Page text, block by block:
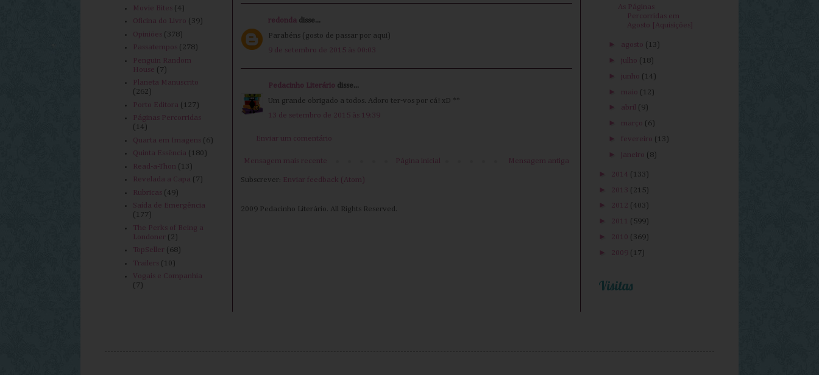
redonda disse...
Parabéns (gosto de passar por aqui)
9 de setembro de 2015 às 00:03
Pedacinho Literário disse...
Um grande obrigado a todos. Adoro ter-vos por cá! xD **
13 de setembro de 2015 às 19:39
Enviar um comentário
Mensagem mais recente Mensagem antiga
Página inicial
Subscrever: Enviar feedback (Atom)
2009 Pedacinho Literário. All Rights Reserved.
Movie Bites (4)
Oficina do Livro
(39)
Opiniões (378)
Passatempos
(278)
Penguin Random
House (7)
Planeta Manuscrito
(262)
Porto Editora (127)
Páginas Percorridas
(14)
Quarta em Imagens (6)
Quinta Essência
(180)
Read-a-Thon (13)
Revelada a Capa
(7)
Rubricas (49)
Saída de Emergência
(177)
The Perks of Being a
Londoner (2)
TopSeller
(68)
Trailers (10)
Vogais e Companhia
(7)
As Páginas
Percorridas em
Agosto [Aquisições]
► agosto (13)
► julho (18)
► junho (14)
► maio (12)
► abril (9)
► março (6)
► fevereiro (13)
► janeiro (8)
► 2014 (133)
► 2013 (215)
► 2012 (403)
► 2011 (599)
► 2010 (369)
► 2009 (17)
Visitas